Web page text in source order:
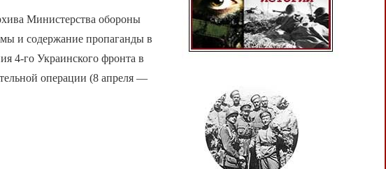
Министерства обороны
и содержание пропаганды в
4-го Украинского фронта в
операции (8 апреля —